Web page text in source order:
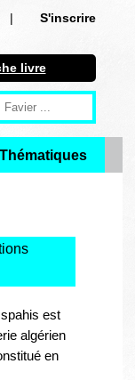
|
S'inscrire
livre
Thématiques
est
algérien
en